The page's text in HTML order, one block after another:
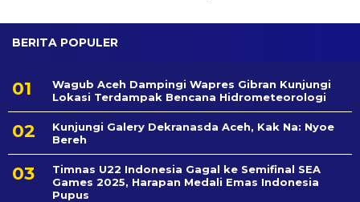
BERITA POPULER
Wagub Aceh Dampingi Wapres Gibran Kunjungi
Lokasi Terdampak Bencana Hidrometeorologi
Kunjungi Galery Dekranasda Aceh, Kak Na: Nyoe
Bereh
Timnas U22 Indonesia Gagal ke Semifinal SEA
Games 2025, Harapan Medali Emas Indonesia
Pupus